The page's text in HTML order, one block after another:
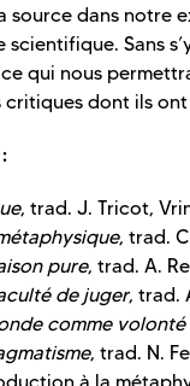
source dans notre
Sans
qui nous
critiques dont ils
, trad. J. Tricot,
, trad.
pure, trad. A.
de juger, trad.
comme
, trad. N.